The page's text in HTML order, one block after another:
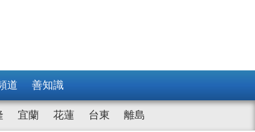
道 善知識
宜蘭 花蓮 台東 離島